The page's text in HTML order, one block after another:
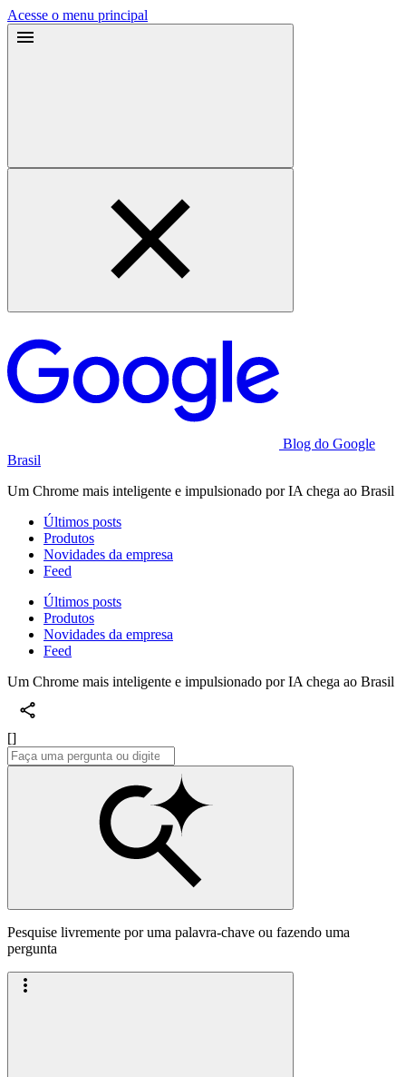
Acesse o menu principal
Blog do Google
Brasil
Um Chrome mais inteligente e impulsionado por IA chega ao Brasil
Últimos posts
Produtos
Novidades da empresa
Feed
Últimos posts
Produtos
Novidades da empresa
Feed
Um Chrome mais inteligente e impulsionado por IA chega ao Brasil
[]
Pesquise livremente por uma palavra-chave ou fazendo uma
pergunta